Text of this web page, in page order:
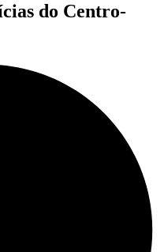
do Centro-